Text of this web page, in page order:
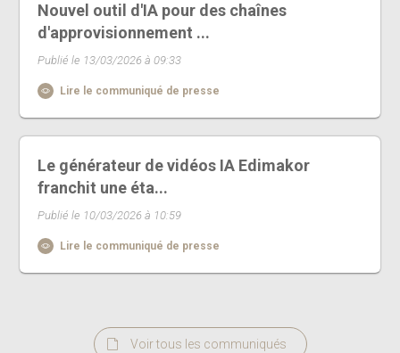
Nouvel outil d'IA pour des chaînes
d'approvisionnement ...
Publié le 13/03/2026 à 09:33
Lire le communiqué de presse
Le générateur de vidéos IA Edimakor
franchit une éta...
Publié le 10/03/2026 à 10:59
Lire le communiqué de presse
Voir tous les communiqués